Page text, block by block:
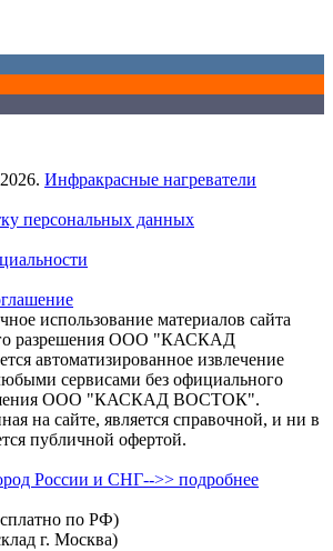
Инфракрасные нагреватели
персональных данных
использование материалов сайта
разрешения ООО "КАСКАД
автоматизированное извлечение
сервисами без официального
ООО "КАСКАД ВОСТОК".
на сайте, является справочной, и ни в
публичной офертой.
России и СНГ-->> подробнее
по РФ)
г. Москва)